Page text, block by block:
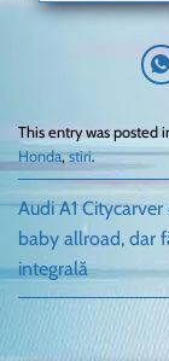
This entry was posted
Honda,stiri.
Audi A1
baby allroad, dar
integrală